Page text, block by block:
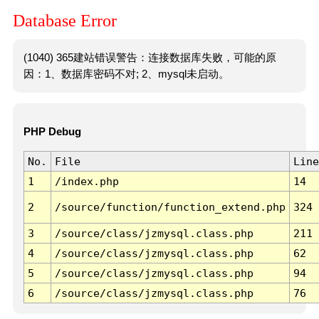
Database Error
(1040) 365建站错误警告：连接数据库失败，可能的原
因：1、数据库密码不对; 2、mysql未启动。
PHP Debug
No. File
Line
1
/index.php 14
2 /source/function/function_extend.php 324
3 /source/class/jzmysql.class.php
211
4
/source/class/jzmysql.class.php
62
5
/source/class/jzmysql.class.php
94
6
/source/class/jzmysql.class.php 76